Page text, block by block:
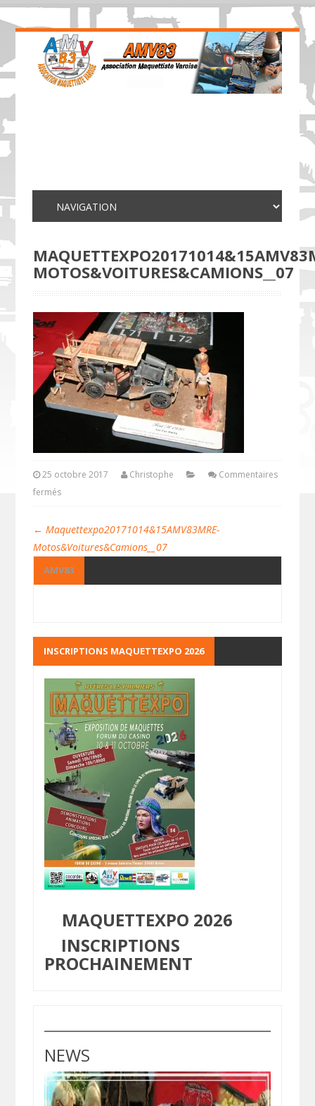
MOTOS&VOITURES&CAMIONS__07
25 octobre 2017 Christophe
Commentaires
fermés
← Maquettexpo20171014&15AMV83MRE-
Motos&Voitures&Camions__07
AMV83
INSCRIPTIONS MAQUETTEXPO 2026
MAQUETTEXPO 2026
INSCRIPTIONS
PROCHAINEMENT
NEWS